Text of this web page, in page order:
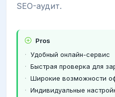
SEO-аудит.
Pros
Удобный онлайн-сервис
Быстрая проверка для
Широкие возможности
Индивидуальные